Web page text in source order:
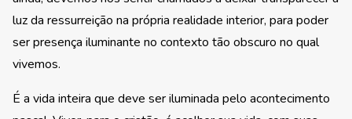
luz da ressurreição na própria realidade interior, para poder
ser presença iluminante no contexto tão obscuro no qual
vivemos.
É a vida inteira que deve ser iluminada pelo acontecimento